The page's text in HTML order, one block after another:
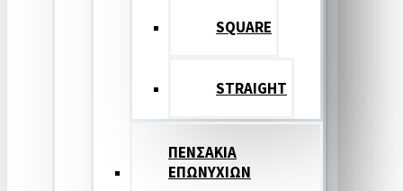
SQUARE
STRAIGHT
ΠΕΝΣΑΚΙΑ
ΕΠΩΝΥΧΙΩΝ